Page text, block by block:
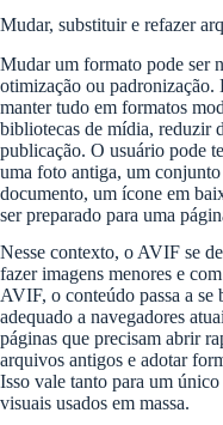
Mudar, substituir e refazer
Mudar um formato pode ser
otimização ou
manter tudo em formatos
bibliotecas de mídia, reduzir
publicação. O usuário pode
uma foto antiga, um
documento, um ícone em
ser preparado para uma
Nesse contexto, o AVIF se
fazer imagens menores e
AVIF, o conteúdo passa a
adequado a navegadores
páginas que precisam abrir
arquivos antigos e adotar
Isso vale tanto para um
visuais usados em massa.